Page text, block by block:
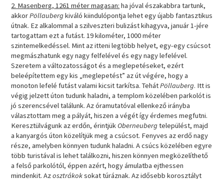
2. Masenberg, 1261 méter magasan: ha jóval északabbra tartunk,
akkorPöllaubergkiváló kiindulópontja lehet egy újabb fantasztikus
útnak. Ez alkalommal a szilveszteri bulizást kihagyva, január 1-jére
tartogattam ezt a futást. 19 kilométer, 1000 méter
szintemelkedéssel. Mint az itteni legtöbb helyet, egy-egy csúcsot
megmászhatunk egy nagy felfelével és egy nagy lefelével.
Szeretem a változatosságot és a meglepetéseket, ezért
beleépítettem egy kis „meglepetést” az út végére, hogy a
monoton lefelé futást valami kicsit tarkítsa. TehátPöllauberg. Itt is
végig jelzett úton tudunk haladni, a templom közelében parkolót is
jó szerencsével találunk. Az óramutatóval ellenkező irányba
választottam meg a pályát, hiszen a végét így érdemes megfutni.
Keresztülvágunk az erdőn, érintjük Oberneubergtelepülést, majd
a kanyargós úton közelítjük meg a csúcsot. Fenyves az erdő nagy
része, amelyben könnyen tudunk haladni. A csúcs közelében egyre
több turistával is lehet találkozni, hiszen könnyen megközelíthető
a felső parkolótól, éppen azért, hogy ámulatba ejthessen
mindenkit. Azosztrákoksokat túráznak. Az idősebb korosztályt